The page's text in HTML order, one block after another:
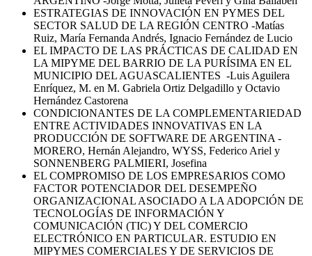
ESTRATEGIAS DE INNOVACIÓN EN PYMES DEL
SECTOR SALUD DE LA REGIÓN CENTRO -Matías
Ruiz, María Fernanda Andrés, Ignacio Fernández de Lucio
EL IMPACTO DE LAS PRÁCTICAS DE CALIDAD EN
LA MIPYME DEL BARRIO DE LA PURÍSIMA EN EL
MUNICIPIO DEL AGUASCALIENTES -Luis Aguilera
Enríquez, M. en M. Gabriela Ortiz Delgadillo y Octavio
Hernández Castorena
CONDICIONANTES DE LA COMPLEMENTARIEDAD
ENTRE ACTIVIDADES INNOVATIVAS EN LA
PRODUCCIÓN DE SOFTWARE DE ARGENTINA -
MORERO, Hernán Alejandro, WYSS, Federico Ariel y
SONNENBERG PALMIERI, Josefina
EL COMPROMISO DE LOS EMPRESARIOS COMO
FACTOR POTENCIADOR DEL DESEMPEÑO
ORGANIZACIONAL ASOCIADO A LA ADOPCIÓN DE
TECNOLOGÍAS DE INFORMACIÓN Y
COMUNICACIÓN (TIC) Y DEL COMERCIO
ELECTRÓNICO EN PARTICULAR. ESTUDIO EN
MIPYMES COMERCIALES Y DE SERVICIOS DE